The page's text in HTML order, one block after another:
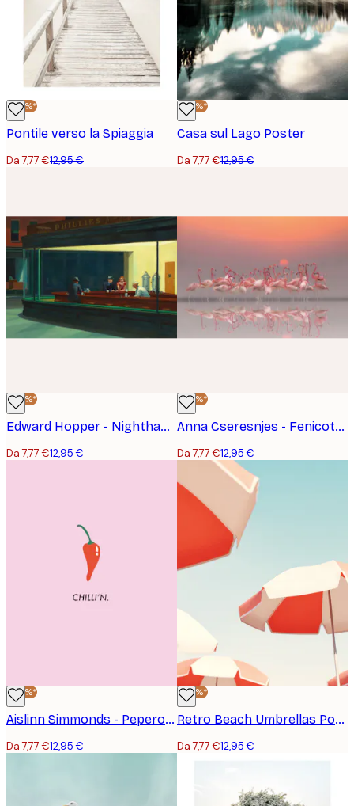
-40%*
Pontile verso la Spiaggia
Da 7,77 €12,95 €
-40%*
Casa sul Lago Poster
Da 7,77 €12,95 €
-40%*
Edward Hopper - Nighthawks Poster
Da 7,77 €12,95 €
-40%*
Anna Cseresnjes - Fenicotteri Rosa al Tramonto Poster
Da 7,77 €12,95 €
-40%*
Aislinn Simmonds - Peperoncino Rilassato Poster
Da 7,77 €12,95 €
-40%*
Retro Beach Umbrellas Poster
Da 7,77 €12,95 €